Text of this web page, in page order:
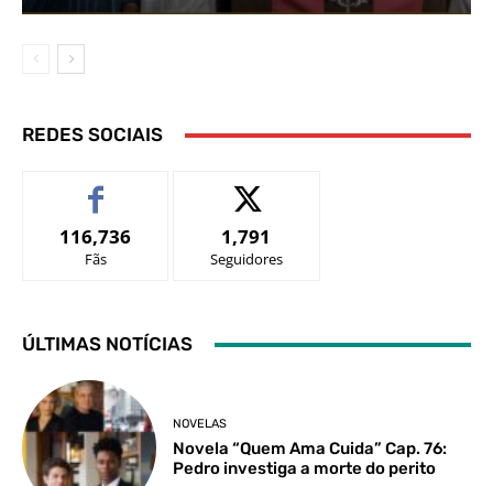
REDES SOCIAIS
116,736
Fãs
1,791
Seguidores
ÚLTIMAS NOTÍCIAS
NOVELAS
Novela “Quem Ama Cuida” Cap. 76:
Pedro investiga a morte do perito